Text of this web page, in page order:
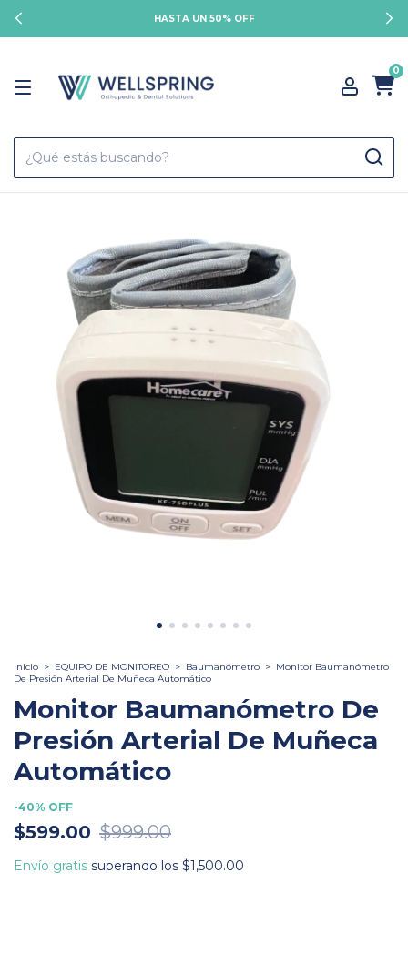
HASTA UN 50% OFF
0
Inicio > EQUIPO DE MONITOREO > Baumanómetro > Monitor Baumanómetro
De Presión Arterial De Muñeca Automático
Monitor Baumanómetro De
Presión Arterial De Muñeca
Automático
-40% OFF
$599.00 $999.00
Envío gratis superando los $1,500.00